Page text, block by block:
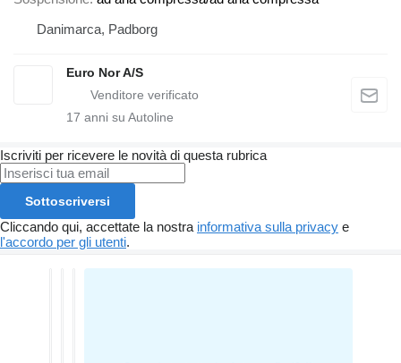
Danimarca, Padborg
Euro Nor A/S
17 anni su Autoline
Iscriviti per ricevere le novità di questa rubrica
Sottoscriversi
Cliccando qui, accettate la nostra informativa sulla privacy e
l'accordo per gli utenti.